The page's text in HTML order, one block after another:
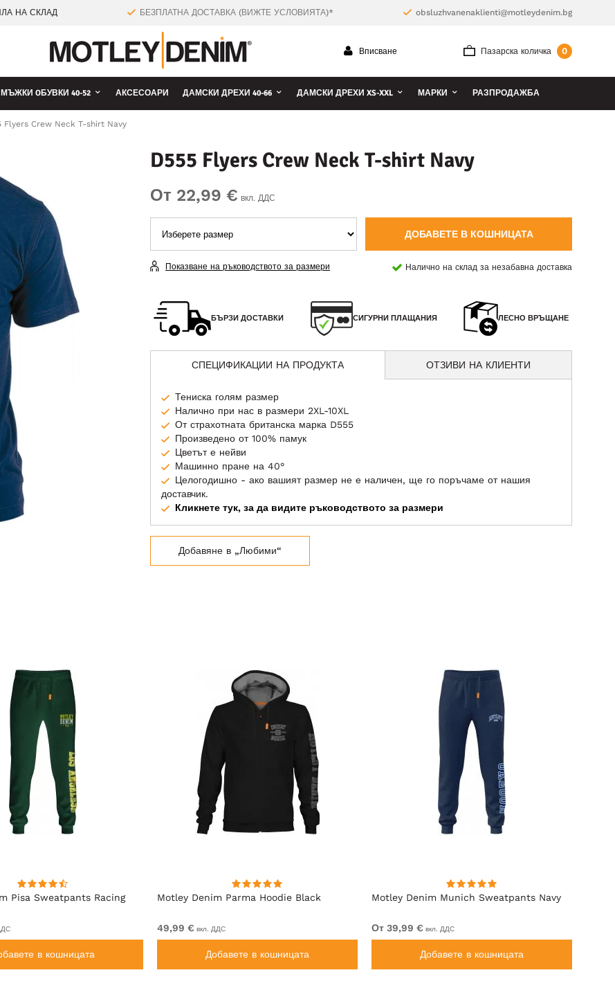
НА СКЛАД БЕЗПЛАТНА ДОСТАВКА (ВИЖТЕ УСЛОВИЯТА)* obsluzhvanenaklienti@motleydenim.bg
Пазарска количка 0
Вписване
МЪЖКИ OБУВКИ 40-52 АКСЕСОАРИ ДАМСКИ ДРЕХИ 40-66 ДАМСКИ ДРЕХИ XS-XXL МАРКИ РАЗПРОДАЖБА
Flyers Crew Neck T-shirt Navy
D555 Flyers Crew Neck T-shirt Navy
От 22,99 € вкл. ДДС
ДОБАВЕТЕ В КОШНИЦАТА
Налично на склад за незабавна доставка
Показване на ръководството за размери
БЪРЗИ ДОСТАВКИ СИГУРНИ ПЛАЩАНИЯ ЛЕСНО ВРЪЩАНЕ
СПЕЦИФИКАЦИИ НА ПРОДУКТА ОТЗИВИ НА КЛИЕНТИ
Тениска голям размер
Налично при нас в размери 2XL-10XL
От страхотната британска марка D555
Произведено от 100% памук
Цветът е нейви
Машинно пране на 40°
Целогодишно - ако вашият размер не е наличен, ще го поръчаме от нашия
доставчик.
Кликнете тук, за да видите ръководството за размери
Добавяне в „Любими“
Pisa Sweatpants Racing
в кошницата
Motley Denim Parma Hoodie Black
49,99 € вкл. ДДС
Добавете в кошницата
Motley Denim Munich Sweatpants Navy
От 39,99 € вкл. ДДС
Добавете в кошницата